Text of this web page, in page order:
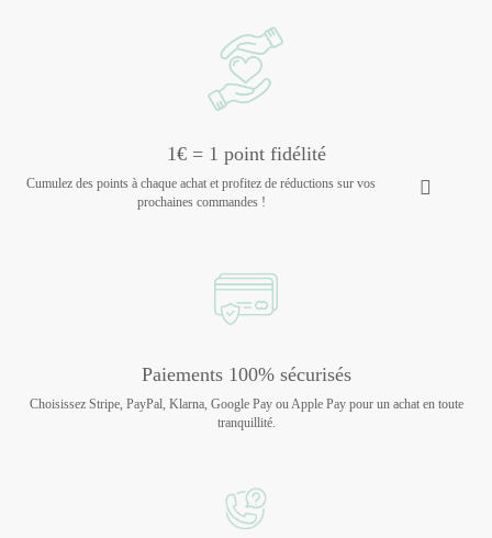
1€ = 1 point fidélité
Cumulez des points à chaque achat et profitez de réductions sur vos
prochaines commandes !
Paiements 100% sécurisés
Choisissez Stripe, PayPal, Klarna, Google Pay ou Apple Pay pour un achat en toute
tranquillité.